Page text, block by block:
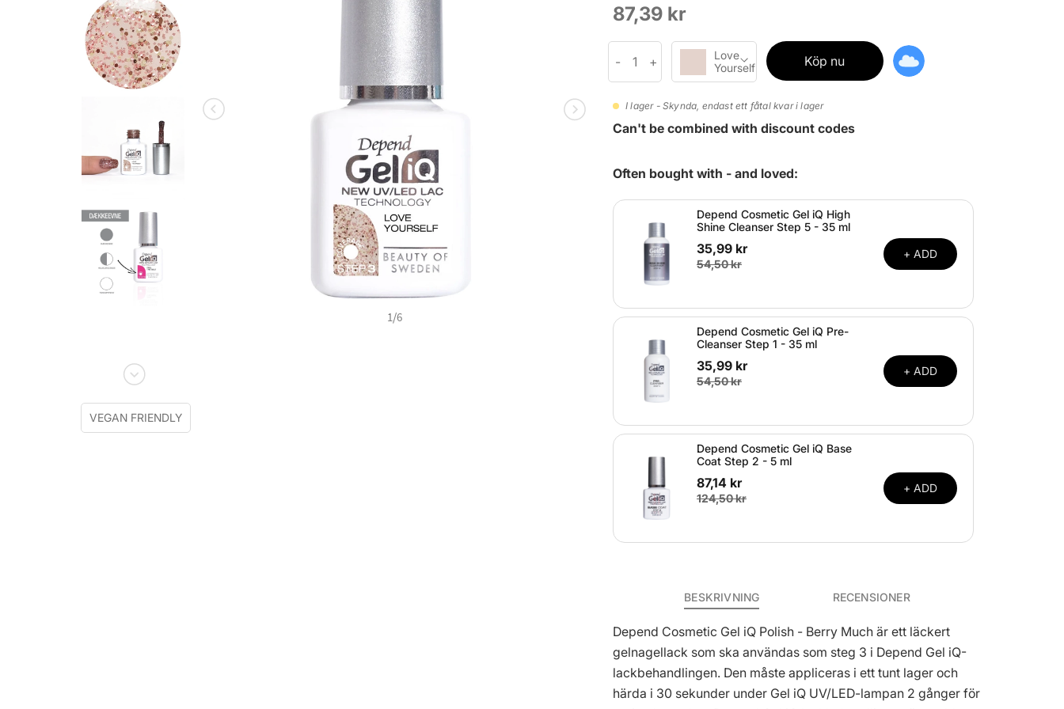
1/6
VEGAN FRIENDLY
87,39 kr
Love
Yourself
Köp nu
I lager - Skynda, endast ett fåtal kvar i lager
Can't be combined with discount codes
Often bought with - and loved:
Depend Cosmetic Gel iQ High
Shine Cleanser Step 5 - 35 ml
35,99 kr
54,50 kr
+ ADD
Depend Cosmetic Gel iQ Pre-
Cleanser Step 1 - 35 ml
35,99 kr
54,50 kr
+ ADD
Depend Cosmetic Gel iQ Base
Coat Step 2 - 5 ml
87,14 kr
124,50 kr
+ ADD
BESKRIVNING RECENSIONER
Depend Cosmetic Gel iQ Polish - Berry Much är ett läckert
gelnagellack som ska användas som steg 3 i Depend Gel iQ-
lackbehandlingen. Den måste appliceras i ett tunt lager och
härda i 30 sekunder under Gel iQ UV/LED-lampan 2 gånger för